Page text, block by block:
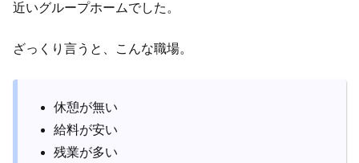
近いグループホームでした。
ざっくり言うと、こんな職場。
休憩が無い
給料が安い
残業が多い